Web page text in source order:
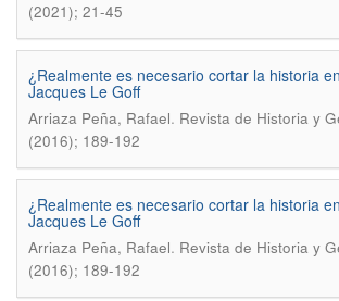
(2021); 21-45
¿Realmente es necesario cortar la historia
Jacques Le Goff
Arriaza Peña, Rafael. Revista de Historia y
(2016); 189-192
¿Realmente es necesario cortar la historia
Jacques Le Goff
Arriaza Peña, Rafael. Revista de Historia y
(2016); 189-192